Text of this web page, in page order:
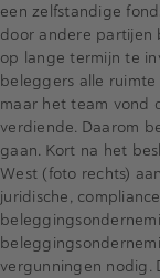
een zelfstandige
door andere partijen
op lange termijn te
beleggers alle
maar het team vond
verdiende. Daarom
gaan. Kort na het
West (foto rechts)
juridische,
vergunningen nodig.